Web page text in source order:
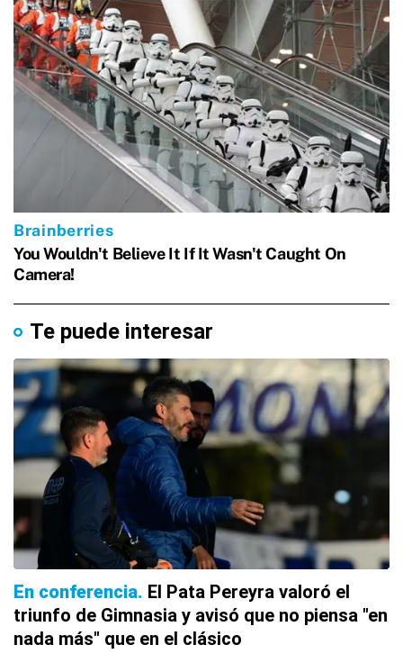
Te puede interesar
En conferencia El Pata Pereyra valoró el
triunfo de Gimnasia y avisó que no piensa "en
nada más" que en el clásico